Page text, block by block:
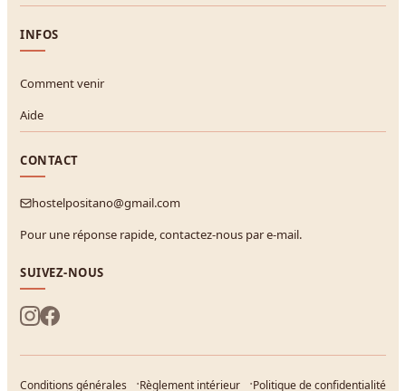
INFOS
Comment venir
Aide
CONTACT
hostelpositano@gmail.com
Pour une réponse rapide, contactez-nous par e-mail.
SUIVEZ-NOUS
Conditions générales Règlement intérieur Politique de confidentialité